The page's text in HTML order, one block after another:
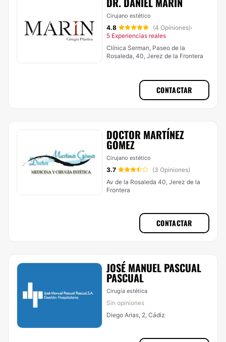
Cirujano estético
4.8 (4 Opiniones)·
5 Experiencias reales
Clínica Serman, Paseo de la
Rosaleda, 40, Jerez de la Frontera
CONTACTAR
DOCTOR MARTÍNEZ
GÓMEZ
Cirujano estético
3.7
(3 Opiniones)
Av de la Rosaleda 40, Jerez de la
Frontera
CONTACTAR
JOSÉ MANUEL PASCUAL
PASCUAL
Cirugía estética
Sin opiniones
Diego Arias, 2, Cádiz